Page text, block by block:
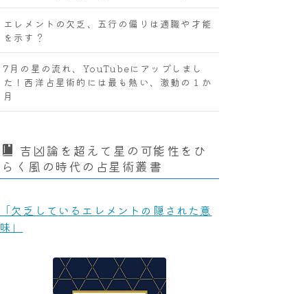
エレメントの欠乏、五行の偏りは適職や才能
を示す？
7月の星の流れ、YouTubeにアップしまし
た！西洋占星術的には最も熱い、激動の１か
月
吉凶論を超えて星の可能性をひ
らく風の時代の占星術叢書
「欠乏しているエレメントの隠された意
味」